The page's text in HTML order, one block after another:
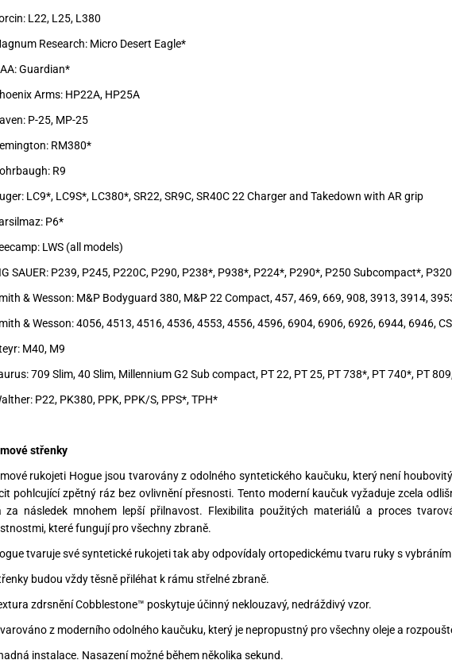
L22, L25, L380
Research: Micro Desert Eagle*
Guardian*
Arms: HP22A, HP25A
P-25, MP-25
RM380*
R9
LC9*, LC9S*, LC380*, SR22, SR9C, SR40C 22 Charger and Takedown with AR grip
P6*
LWS (all models)
SAUER: P239, P245, P220C, P290, P238*, P938*, P224*, P290*, P250 Subcompact*,
& Wesson: M&P Bodyguard 380, M&P 22 Compact, 457, 469, 669, 908, 3913, 3914,
& Wesson: 4056, 4513, 4516, 4536, 4553, 4556, 4596, 6904, 6906, 6926, 6944, 6946,
M40, M9
709 Slim, 40 Slim, Millennium G2 Sub compact, PT 22, PT 25, PT 738*, PT 740*, PT
P22, PK380, PPK, PPK/S, PPS*, TPH*
střenky
rukojeti Hogue jsou tvarovány z odolného syntetického kaučuku, který není
pohlcující zpětný ráz bez ovlivnění přesnosti. Tento moderní kaučuk vyžaduje zcela
za následek mnohem lepší přilnavost. Flexibilita použitých materiálů a proces
které fungují pro všechny zbraně.
tvaruje své syntetické rukojeti tak aby odpovídaly ortopedickému tvaru ruky s
budou vždy těsně přiléhat k rámu střelné zbraně.
zdrsnění Cobblestone™ poskytuje účinný neklouzavý, nedráždivý vzor.
z moderního odolného kaučuku, který je nepropustný pro všechny oleje a
instalace. Nasazení možné během několika sekund.